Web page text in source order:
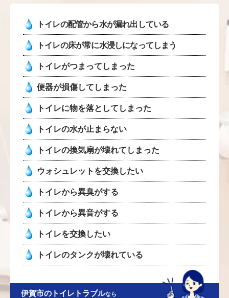
トイレの配管から水が漏れ出している
トイレの床が常に水浸しになってしまう
トイレがつまってしまった
便器が損傷してしまった
トイレに物を落としてしまった
トイレの水が止まらない
トイレの換気扇が壊れてしまった
ウォシュレットを交換したい
トイレから異臭がする
トイレから異音がする
トイレを交換したい
トイレのタンクが壊れている
伊賀市のトイレトラブルなら